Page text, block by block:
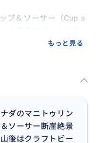
プ＆ソーサー（Cup a
ン島は“世界最大の淡
し、参加者の体力や
都度お伝えし、安全
もっと見る
ダのマニトゥリン
ソーサー断崖絶景
後はクラフトビー